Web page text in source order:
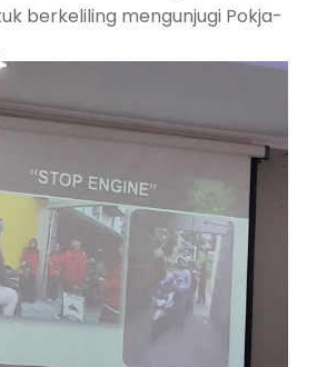
berkeliling mengunjugi Pokja-